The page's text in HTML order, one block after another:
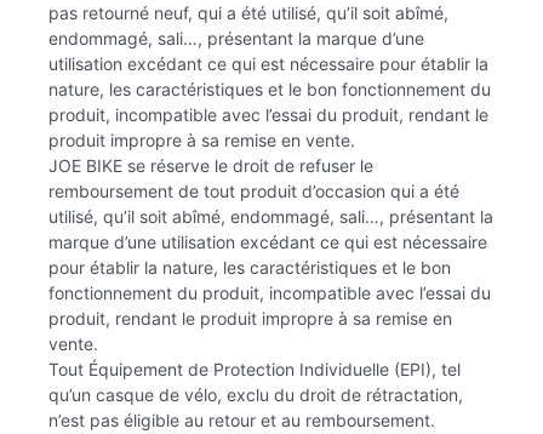
pas retourné neuf, qui a été utilisé, qu’il soit abîmé,
endommagé, sali…, présentant la marque d’une
utilisation excédant ce qui est nécessaire pour établir la
nature, les caractéristiques et le bon fonctionnement du
produit, incompatible avec l’essai du produit, rendant le
produit impropre à sa remise en vente.
JOE BIKE se réserve le droit de refuser le
remboursement de tout produit d’occasion qui a été
utilisé, qu’il soit abîmé, endommagé, sali…, présentant la
marque d’une utilisation excédant ce qui est nécessaire
pour établir la nature, les caractéristiques et le bon
fonctionnement du produit, incompatible avec l’essai du
produit, rendant le produit impropre à sa remise en
vente.
Tout Équipement de Protection Individuelle (EPI), tel
qu’un casque de vélo, exclu du droit de rétractation,
n’est pas éligible au retour et au remboursement.